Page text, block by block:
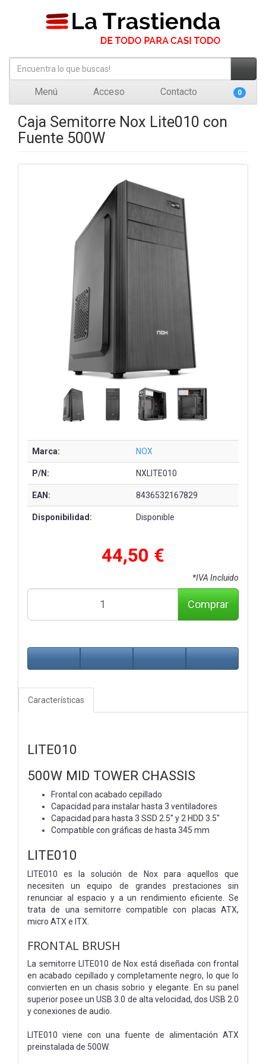
Menú Acceso Contacto 0
Caja Semitorre Nox Lite010 con
Fuente 500W
Marca: NOX
P/N: NXLITE010
EAN: 8436532167829
Disponibilidad: Disponible
44,50 €
*IVA Incluido
Comprar
Características
LITE010
500W MID TOWER CHASSIS
Frontal con acabado cepillado
Capacidad para instalar hasta 3 ventiladores
Capacidad para hasta 3 SSD 2.5'' y 2 HDD 3.5''
Compatible con gráficas de hasta 345 mm
LITE010
LITE010 es la solución de Nox para aquellos que
necesiten un equipo de grandes prestaciones sin
renunciar al espacio y a un rendimiento eficiente. Se
trata de una semitorre compatible con placas ATX,
micro ATX e ITX.
FRONTAL BRUSH
La semitorre LITE010 de Nox está diseñada con frontal
en acabado cepillado y completamente negro, lo que lo
convierten en un chasis sobrio y elegante. En su panel
superior posee un USB 3.0 de alta velocidad, dos USB 2.0
y conexiones de audio.
LITE010 viene con una fuente de alimentación ATX
preinstalada de 500W.